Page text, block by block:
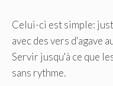
Celui-ci est simple:
avec des vers d'agave
Servir jusqu'à ce que
sans rythme.